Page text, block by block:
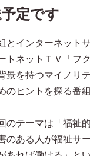
定です
とインターネット
トネットＴＶ「フ
景を持つマイノリ
のヒントを探る番組
のテーマは「福祉的
のある人が福祉サ